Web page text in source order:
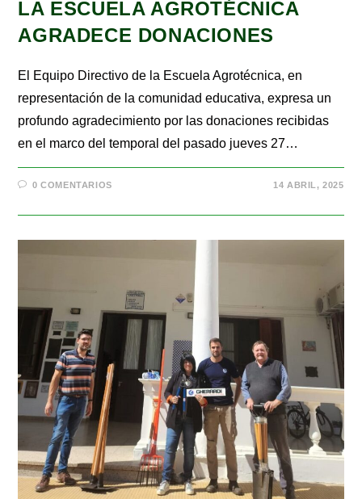
LA ESCUELA AGROTÉCNICA
AGRADECE DONACIONES
El Equipo Directivo de la Escuela Agrotécnica, en
representación de la comunidad educativa, expresa un
profundo agradecimiento por las donaciones recibidas
en el marco del temporal del pasado jueves 27…
0 COMENTARIOS 14 ABRIL, 2025